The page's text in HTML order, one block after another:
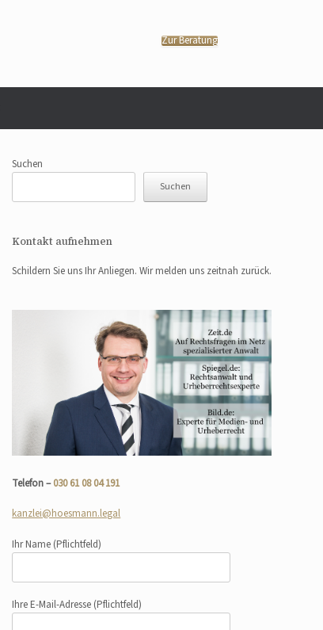
Zur Beratung
Suchen
Suchen
Kontakt aufnehmen
Schildern Sie uns Ihr Anliegen. Wir melden uns zeitnah zurück.
Telefon –030 61 08 04 191
kanzlei@hoesmann.legal
Ihr Name (Pflichtfeld)
Ihre E-Mail-Adresse (Pflichtfeld)